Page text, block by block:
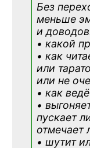
Без
меньше
и
• какой
• как
или
или не
• как
•
пускает
отмечает
• шутит